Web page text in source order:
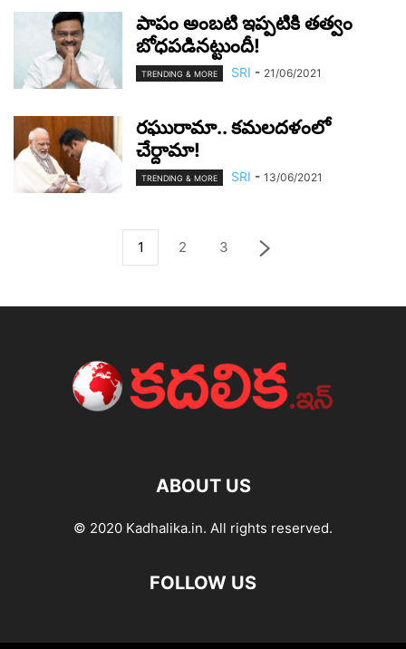
పాపం అంబ‌టి ఇప్ప‌టికి త‌త్వం
బోధ‌ప‌డిన‌ట్టుందీ!
TRENDING & MORE SRI - 21/06/2021
ర‌ఘురామా.. క‌మ‌ల‌ద‌ళంలో
చేర్దామా!
TRENDING & MORE SRI - 13/06/2021
1 2 3
ABOUT US
© 2020 Kadhalika.in. All rights reserved.
FOLLOW US